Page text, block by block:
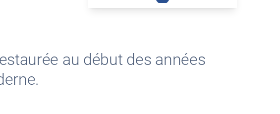
au début des années